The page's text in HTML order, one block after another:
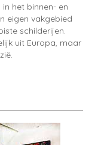
het binnen- en
eigen vakgebied
schilderijen.
uit Europa, maar